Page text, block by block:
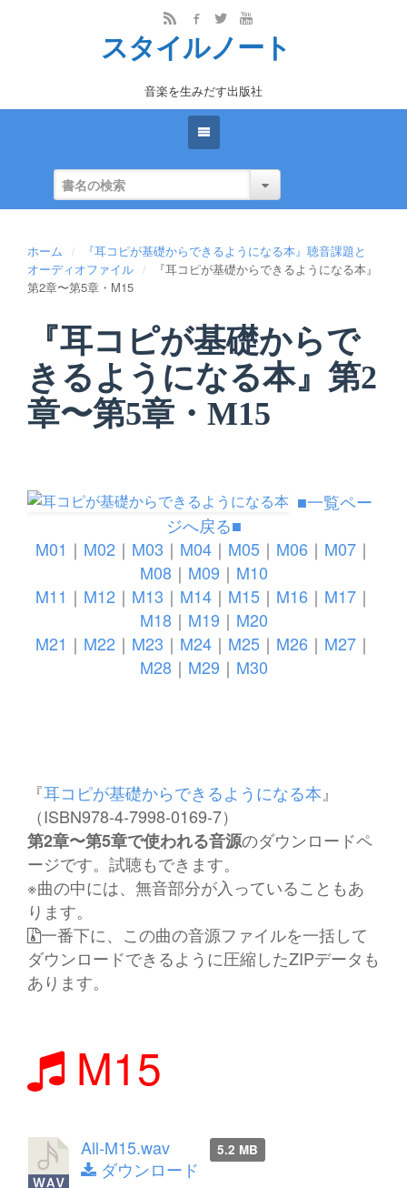
スタイルノート
音楽を生みだす出版社
ホーム
『耳コピが基礎からできるようになる本』聴音課題と
オーディオファイル
『耳コピが基礎からできるようになる本』
第2章〜第5章・M15
『耳コピが基礎からで
きるようになる本』第2
章〜第5章・M15
■一覧ペー
ジへ戻る■
M01 ｜ M02 ｜ M03 ｜ M04｜ M05｜ M06｜ M07｜
M08｜ M09 ｜ M10
M11 ｜ M12 ｜ M13 ｜ M14｜ M15｜ M16｜ M17｜
M18｜ M19 ｜ M20
M21 ｜ M22 ｜ M23 ｜ M24｜ M25｜ M26｜ M27｜
M28｜ M29 ｜ M30
『耳コピが基礎からできるようになる本 』
（ISBN978-4-7998-0169-7）
第2章〜第5章で使われる音源のダウンロードペ
ージです。試聴もできます。
※曲の中には、無音部分が入っていることもあ
ります。
一番下に、この曲の音源ファイルを一括して
ダウンロードできるように圧縮したZIPデータも
あります。
M15
All-M15.wav
ダウンロード
5.2 MB